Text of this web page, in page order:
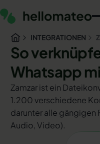
INTEGRATIONEN
So
Whatsapp
Zamzar ist ein
1.200 verschiedene
darunter alle gängigen
Audio, Video).